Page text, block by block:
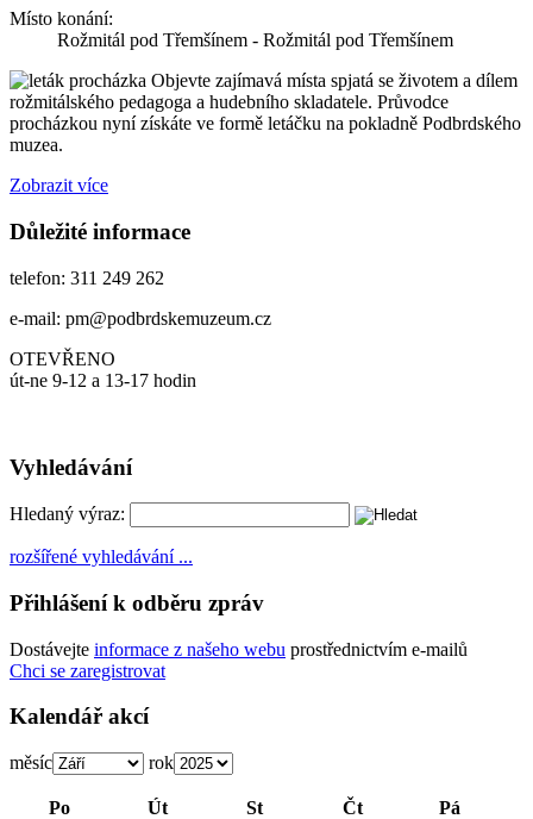
Místo konání:
Rožmitál pod Třemšínem - Rožmitál pod Třemšínem
Objevte zajímavá místa spjatá se životem a dílem
rožmitálského pedagoga a hudebního skladatele. Průvodce
procházkou nyní získáte ve formě letáčku na pokladně Podbrdského
muzea.
Zobrazit více
Důležité informace
telefon: 311 249 262
e-mail: pm@podbrdskemuzeum.cz
OTEVŘENO
út-ne 9-12 a 13-17 hodin
Vyhledávání
Hledaný výraz:
rozšířené vyhledávání ...
Přihlášení k odběru zpráv
Dostávejte informace z našeho webu prostřednictvím e-mailů
Chci se zaregistrovat
Kalendář akcí
měsíc rok
Po Út St Čt Pá